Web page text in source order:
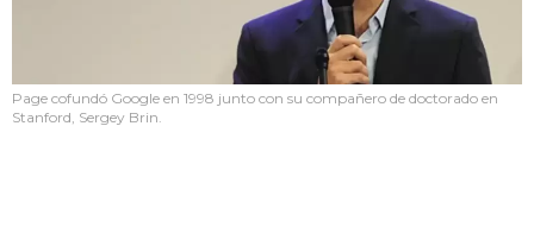
Page cofundó Google en 1998 junto con su compañero de doctorado en
Stanford, Sergey Brin.